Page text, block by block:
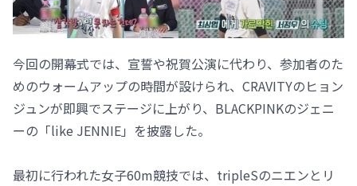
今回の開幕式では、宣誓や祝賀公演に代わり、参加者のた
めのウォームアップの時間が設けられ、CRAVITYのヒョン
ジュンが即興でステージに上がり、BLACKPINKのジェニ
ーの「like JENNIE」を披露した。
最初に行われた女子60m競技では、tripleSのニエンとリ